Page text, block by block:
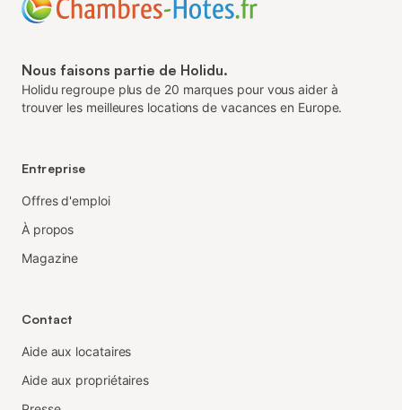
Nous faisons partie de Holidu.
Holidu regroupe plus de 20 marques pour vous aider à
trouver les meilleures locations de vacances en Europe.
Entreprise
Offres d'emploi
À propos
Magazine
Contact
Aide aux locataires
Aide aux propriétaires